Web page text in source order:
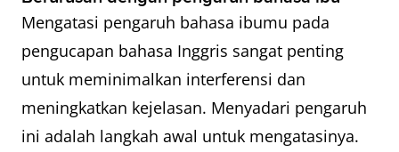
Mengatasi pengaruh bahasa ibumu pada
pengucapan bahasa Inggris sangat penting
untuk meminimalkan interferensi dan
meningkatkan kejelasan. Menyadari pengaruh
ini adalah langkah awal untuk mengatasinya.